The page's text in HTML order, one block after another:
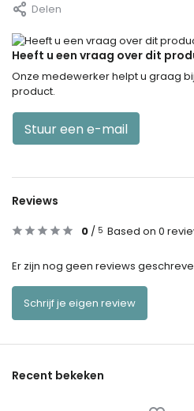
Delen
Heeft u een vraag over dit
Onze medewerker helpt u graag
product.
Stuur een e-mail
Reviews
0 / 5 Based on 0
Er zijn nog geen reviews
Schrijf je eigen review
Recent bekeken